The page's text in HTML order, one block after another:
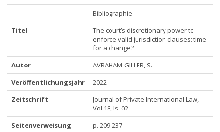
Bibliographie
Titel
The court’s discretionary power to
enforce valid jurisdiction clauses: time
for a change?
Autor
AVRAHAM-GILLER, S.
Veröffentlichungsjahr
2022
Zeitschrift
Journal of Private International Law,
Vol 18, Is. 02
Seitenverweisung
p. 209-237